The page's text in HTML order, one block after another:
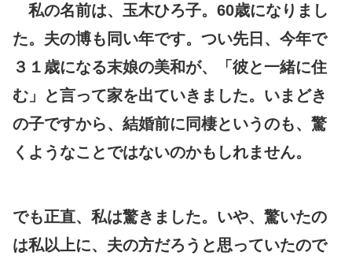
私の名前は、玉木ひろ子。60歳になりまし
た。夫の博も同い年です。つい先日、今年で
３１歳になる末娘の美和が、「彼と一緒に住
む」と言って家を出ていきました。いまどき
の子ですから、結婚前に同棲というのも、驚
くようなことではないのかもしれません。
でも正直、私は驚きました。いや、驚いたの
は私以上に、夫の方だろうと思っていたので